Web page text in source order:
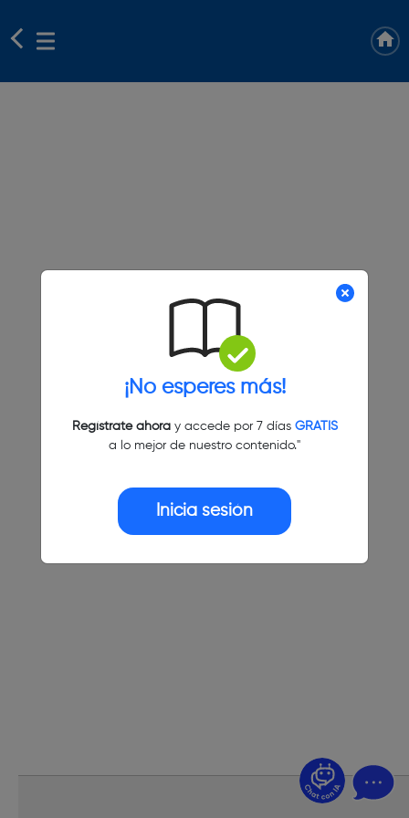
¡No esperes más!
Regístrate ahoray accede por 7 días GRATIS
a lo mejor de nuestro contenido."
Inicia sesión